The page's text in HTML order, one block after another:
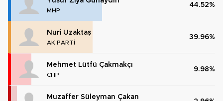
MHP
44.52%
Nuri Uzaktaş
AK PARTİ
39.96%
Mehmet Lütfü Çakmakçı
CHP
9.98%
Muzaffer Süleyman Çakan